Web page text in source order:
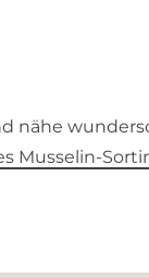
nähe
Musselin-